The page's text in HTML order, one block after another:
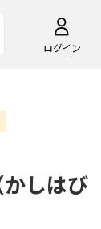
ログイン
しはび